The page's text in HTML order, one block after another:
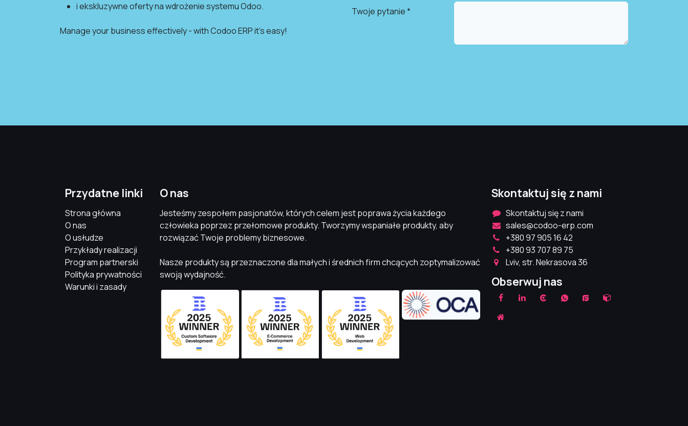
i ekskluzywne oferty na wdrożenie systemu Odoo.
Manage your business effectively - with Codoo ERP it's easy!
Twoje pytanie *
Przydatne linki
Strona główna
O nas
O usłudze
Przykłady realizacji
Program partnerski
Polityka prywatności
Warunki i zasady
Skontaktuj się z nami
Skontaktuj się z nami
sales@codoo-erp.com
+380 97 905 16 42
+380 93 707 89 75
Lviv, str. Nekrasova 36
Obserwuj nas
O nas
Jesteśmy zespołem pasjonatów, których celem jest poprawa życia każdego
człowieka poprzez przełomowe produkty. Tworzymy wspaniałe produkty, aby
rozwiązać Twoje problemy biznesowe.
Nasze produkty są przeznaczone dla małych i średnich firm chcących zoptymalizować
swoją wydajność.